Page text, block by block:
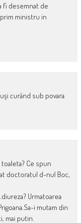
fi desemnat de
ministru in
curând sub povara
Ce spun
doctoratul d-nul Boc,
Urmatoarea
i mutam din
mai putin.